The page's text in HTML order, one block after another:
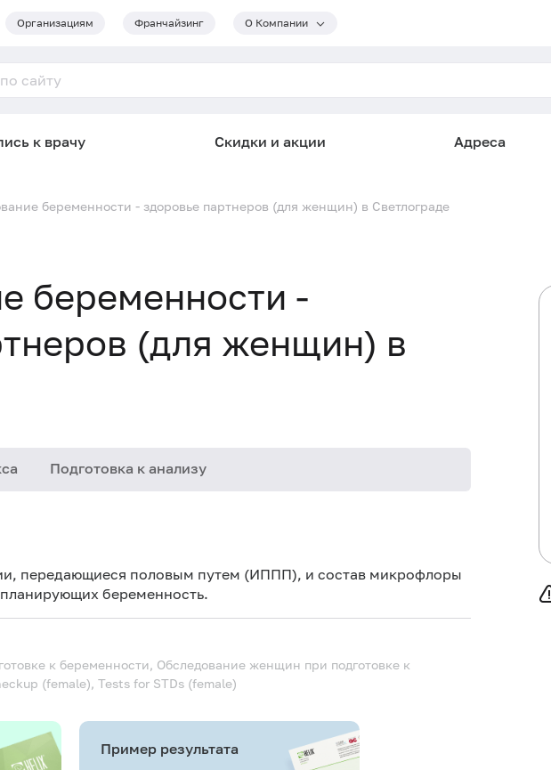
Организациям Франчайзинг О Компании
к врачу Скидки и акции Адреса
беременности - здоровье партнеров (для женщин) в Светлограде
беременности -
(для женщин) в
Подготовка к анализу
передающиеся половым путем (ИППП), и состав микрофлоры
беременность.
к беременности, Обследование женщин при подготовке к
(female), Tests for STDs (female)
Пример результата